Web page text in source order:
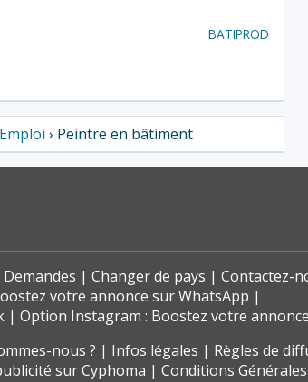
BATIPROD
Emploi › Peintre en bâtiment
Demandes Changer de pays Contactez-
votre annonce sur WhatsApp
Option Instagram : Boostez votre
nous ? Infos légales
Règles de
sur Cyphoma Conditions